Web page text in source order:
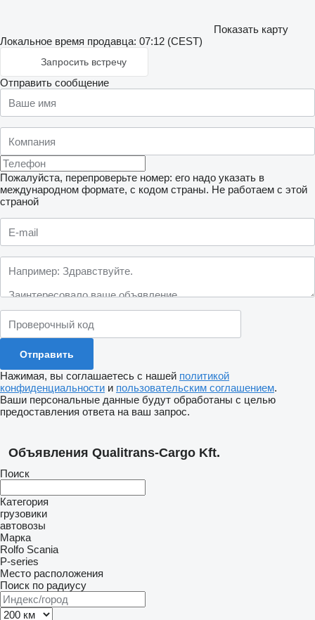
Показать карту
Локальное время продавца: 07:12 (CEST)
Запросить встречу
Отправить сообщение
Пожалуйста, перепроверьте номер: его надо указать в
международном формате, с кодом страны. Не работаем с этой
страной
Нажимая, вы соглашаетесь с нашей политикой
конфиденциальности и пользовательским соглашением.
Ваши персональные данные будут обработаны с целью
предоставления ответа на ваш запрос.
Объявления Qualitrans-Cargo Kft.
Поиск
Категория
грузовики
автовозы
Марка
Rolfo Scania
P-series
Место расположения
Поиск по радиусу